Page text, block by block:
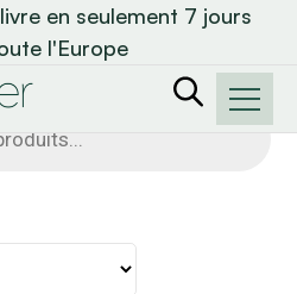
en seulement 7 jours
l'Europe